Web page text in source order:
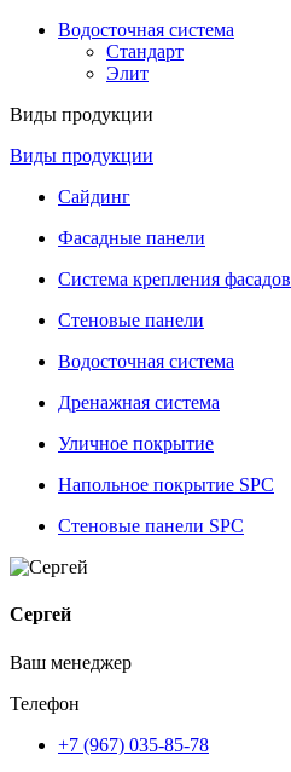
Водосточная система
Стандарт
Элит
Виды продукции
Виды продукции
Сайдинг
Фасадные панели
Система крепления фасадов
Стеновые панели
Водосточная система
Дренажная система
Уличное покрытие
Напольное покрытие SPC
Стеновые панели SPC
Сергей
Ваш менеджер
Телефон
+7 (967) 035-85-78